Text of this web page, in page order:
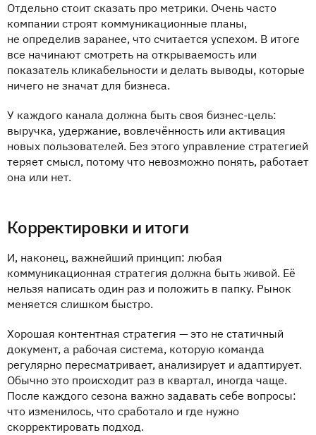
Отдельно стоит сказать про метрики. Очень часто
компании строят коммуникационные планы,
не определив заранее, что считается успехом. В итоге
все начинают смотреть на открываемость или
показатель кликабельности и делать выводы, которые
ничего не значат для бизнеса.
У каждого канала должна быть своя бизнес-цель:
выручка, удержание, вовлечённость или активация
новых пользователей. Без этого управление стратегией
теряет смысл, потому что невозможно понять, работает
она или нет.
Корректировки и итоги
И, наконец, важнейший принцип: любая
коммуникационная стратегия должна быть живой. Её
нельзя написать один раз и положить в папку. Рынок
меняется слишком быстро.
Хорошая контентная стратегия — это не статичный
документ, а рабочая система, которую команда
регулярно пересматривает, анализирует и адаптирует.
Обычно это происходит раз в квартал, иногда чаще.
После каждого сезона важно задавать себе вопросы:
что изменилось, что сработало и где нужно
скорректировать подход.